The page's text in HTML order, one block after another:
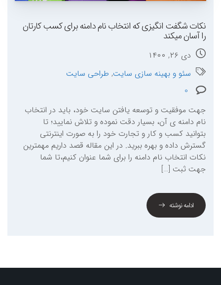
نکات شگفت انگیزی که انتخاب نام دامنه برای کسب کارتان
را آسان میکند
دی ۲۶, ۱۴۰۰
سئو و بهینه سازی سایت, طراحی سایت
جهت موفقیت و توسعه یافتن سایت خود، باید در انتخاب
نام دامنه ی آن، بسیار دقت نموده و تلاش نمایید؛ تا
بتوانید کسب و کار و تجارت خود را به صورت اینترنتی
گسترش داده و بهره ببرید. در این مقاله قصد داریم مهمترین
نکات انتخاب نام دامنه را برای شما عنوان کنیم،تا شما
جهت ثبت […]
ادامه نوشته